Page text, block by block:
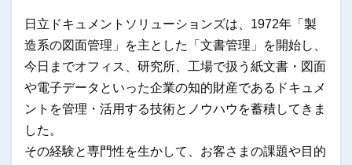
日立ドキュメントソリューションズは、1972年「製
造系の図面管理」を主とした「文書管理」を開始し、
今日までオフィス、研究所、工場で扱う紙文書・図面
や電子データといった企業の知的財産であるドキュメ
ントを管理・活用する技術とノウハウを蓄積してきま
した。
その経験と専門性を生かして、お客さまの課題や目的